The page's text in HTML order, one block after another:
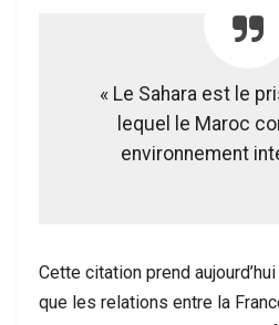
« Le Sahara est le
lequel le Maroc
environnement
Cette citation prend
que les relations entre la